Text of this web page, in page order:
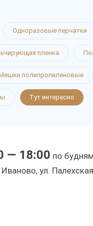
Одноразовые перчатки
пленка
полипропиленовые
Тут интересно
— 18:00 по будням
Иваново, ул.